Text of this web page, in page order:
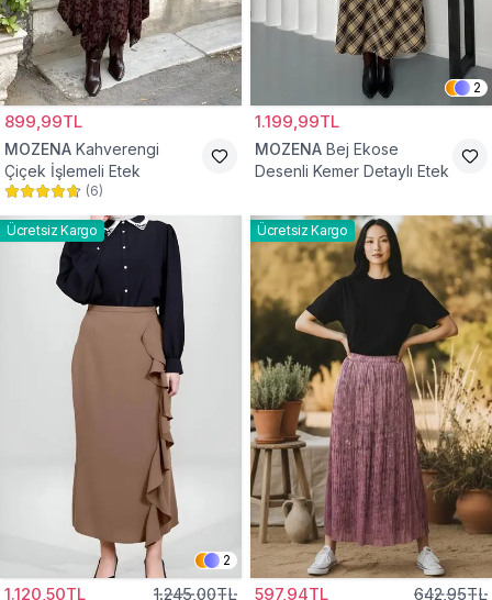
899,99TL
MOZENA Kahverengi
Çiçek İşlemeli Etek
(6)
2
1.199,99TL
MOZENA Bej Ekose
Desenli Kemer Detaylı Etek
Ücretsiz Kargo
2
1.120,50TL 1.245,00TL
Ücretsiz Kargo
597,94TL 642,95TL